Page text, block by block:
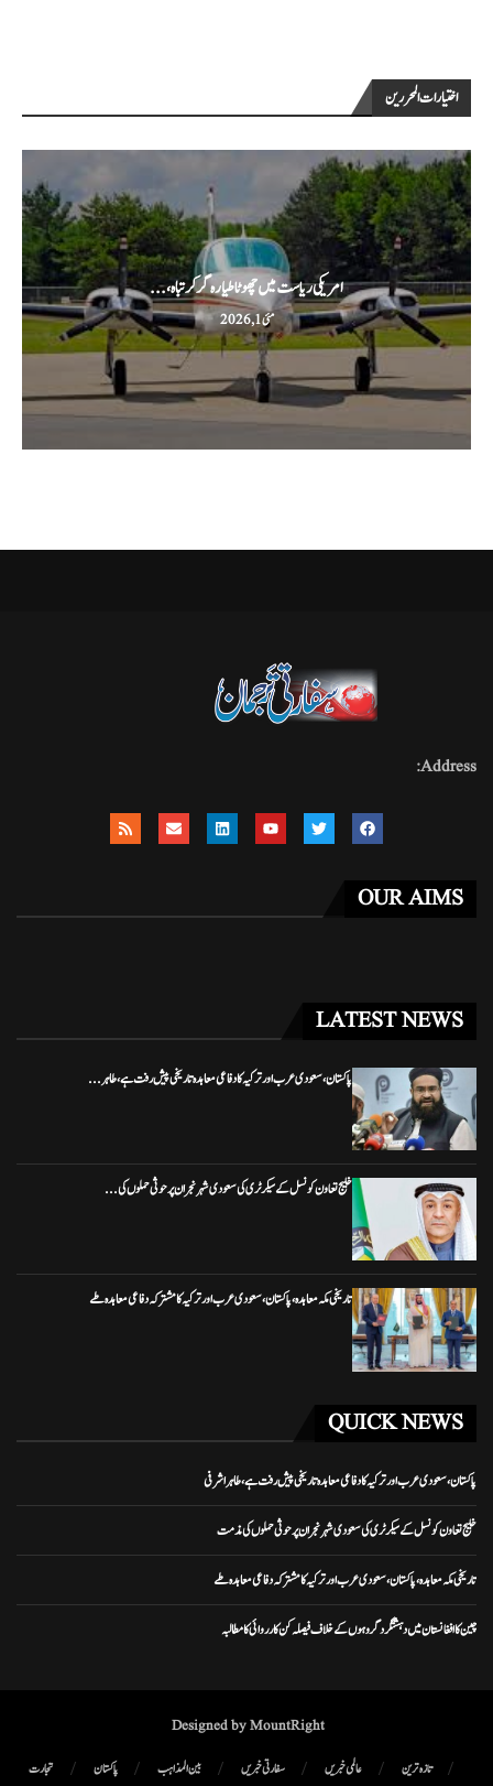
اختيارات المحررين
امریکی ریاست میں چھوٹا طیارہ گر کر تباہ،...
مئی 1, 2026
Address:
OUR AIMS
LATEST NEWS
پاکستان، سعودی عرب اور ترکیہ کا دفاعی معاہدہ تاریخی پیش رفت ہے، طاہر...
خلیج تعاون کونسل کے سیکرٹری کی سعودی شہر نجران پر حوثی حملوں کی...
تاریخی مکہ معاہدہ، پاکستان، سعودی عرب اور ترکیہ کا مشترکہ دفاعی معاہدہ طے
QUICK NEWS
پاکستان، سعودی عرب اور ترکیہ کا دفاعی معاہدہ تاریخی پیش رفت ہے، طاہر اشرفی
خلیج تعاون کونسل کے سیکرٹری کی سعودی شہر نجران پر حوثی حملوں کی مذمت
تاریخی مکہ معاہدہ، پاکستان، سعودی عرب اور ترکیہ کا مشترکہ دفاعی معاہدہ طے
چین کا افغانستان میں دہشتگرد گروہوں کے خلاف فیصلہ کن کارروائی کا مطالبہ
Designed by MountRight
تازہ ترین عالمی خبریں سفارتی خبریں بین المذاہب پاکستان تجارت